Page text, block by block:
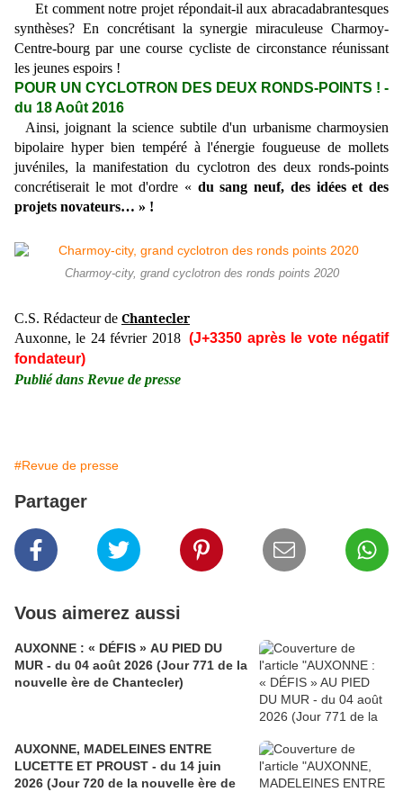
Et comment notre projet répondait-il aux abracadabrantesques
synthèses? En concrétisant la synergie miraculeuse Charmoy-
Centre-bourg par une course cycliste de circonstance réunissant
les jeunes espoirs !
POUR UN CYCLOTRON DES DEUX RONDS-POINTS ! -
du 18 Août 2016
Ainsi, joignant la science subtile d'un urbanisme charmoysien
bipolaire hyper bien tempéré à l'énergie fougueuse de mollets
juvéniles, la manifestation du cyclotron des deux ronds-points
concrétiserait le mot d'ordre « du sang neuf, des idées et des
projets novateurs… » !
Charmoy-city, grand cyclotron des ronds points 2020
C.S. Rédacteur de Chantecler
Auxonne, le 24 février 2018 (J+3350 après le vote négatif
fondateur)
Publié dans Revue de presse
#Revue de presse
Partager
Vous aimerez aussi
AUXONNE : « DÉFIS » AU PIED DU
MUR - du 04 août 2026 (Jour 771 de la
nouvelle ère de Chantecler)
AUXONNE, MADELEINES ENTRE
LUCETTE ET PROUST - du 14 juin
2026 (Jour 720 de la nouvelle ère de